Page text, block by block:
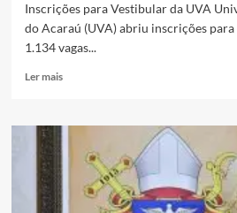
Inscrições para Vestibular da UVA
do Acaraú (UVA) abriu inscrições
1.134 vagas...
Ler mais